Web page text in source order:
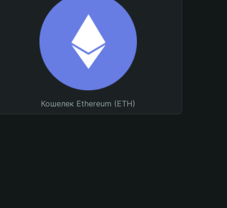
Кошелек Ethereum (ETH)